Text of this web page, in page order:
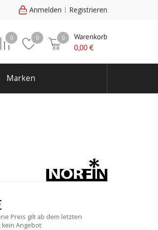
Anmelden Registrieren
0 0 0
Warenkorb
0,00 €
Marken
Preis gilt ab dem letzten
kein Angebot